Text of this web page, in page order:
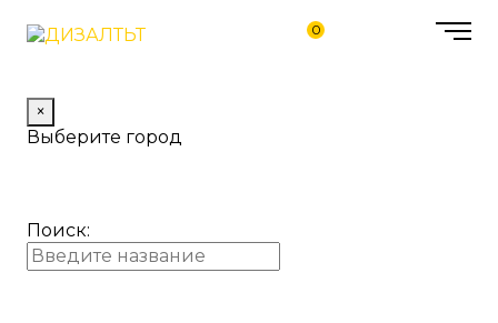
0
×
Выберите город
Поиск: